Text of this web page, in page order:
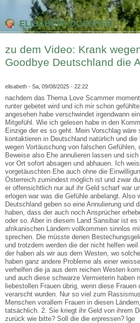
ELISABETH DODERER
zu dem Video: Krank
Goodbye Deutschland die
elisabeth - Sa, 09/08/2025 - 22:22
nachdem das Thema Love Scammer
runter gebetet wird und ich mir schon
angesehen habe verschwindet irgendwann
Mitgefühl. Wie ich gelesen habe in den
Einzige der es so geht. Mein Vorschlag wäre
kontaktieren in Deutschland natürlich und
wegen Vortäuschung von falschen Gefühlen,
Beweise also Ehe annulieren lassen und
vor Ort sofort absagen und abhauen. Ich
vorgetäuschten Ehe auch ohne die
Österreich zumindest möglich ist und zwar
er offensichtlich nur auf ihr Geld scharf war
erlogen war was die Gefühle anbelangt. Also
Deutschland geben so eine Annulierung und
haben, dass der auch noch Ansprücher
oder so. Aber in diesem Land Sansibar ist es
afrikanischen Ländern vollkommen sinnlos
sprechen. Die müsste denen
und trotzdem werden die der nicht helfen
der haben als wir aus dem Westen, wo
haben ganz andere Probleme als einer
verhelfen die ja aus dem reichen Westen
und auch diese schwarze Vermieterin haben
liebestollen Frauen übrig, wenn diese
verarscht wurden. Nur so viel zum
Menschen vorallem Frauen in diesen
tatsächlich. 2. Sie kriegt ihr Geld von ihrem
zurück wie bitte? Soll die die erpressen? lge